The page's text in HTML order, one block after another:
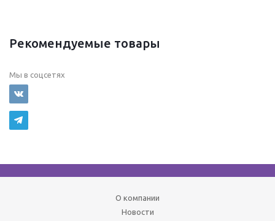
Рекомендуемые товары
Мы в соцсетях
О компании
Новости